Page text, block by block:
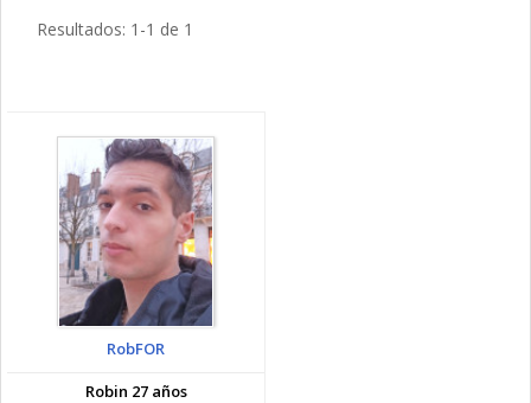
Resultados: 1-1 de 1
RobFOR
Robin 27 años